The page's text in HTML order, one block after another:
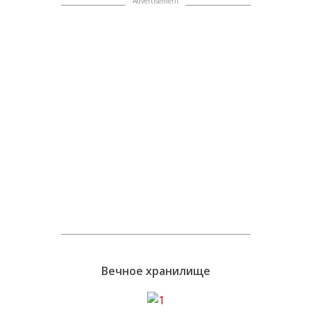
Вечное хранилище